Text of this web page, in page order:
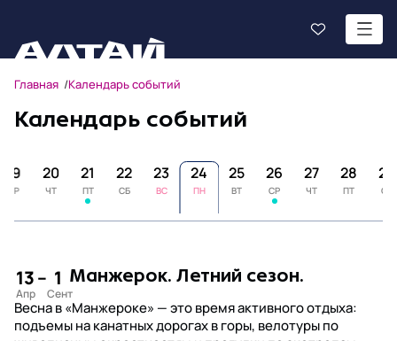
Главная Календарь событий
Календарь событий
19
СР
20
ЧТ
21
ПТ
22
СБ
23
ВС
24
ПН
25
ВТ
26
СР
27
ЧТ
28
ПТ
29
СБ
13– 1 Манжерок. Летний сезон.
Весна в «Манжероке» — это время активного отдыха:
подъемы на канатных дорогах в горы, велотуры по